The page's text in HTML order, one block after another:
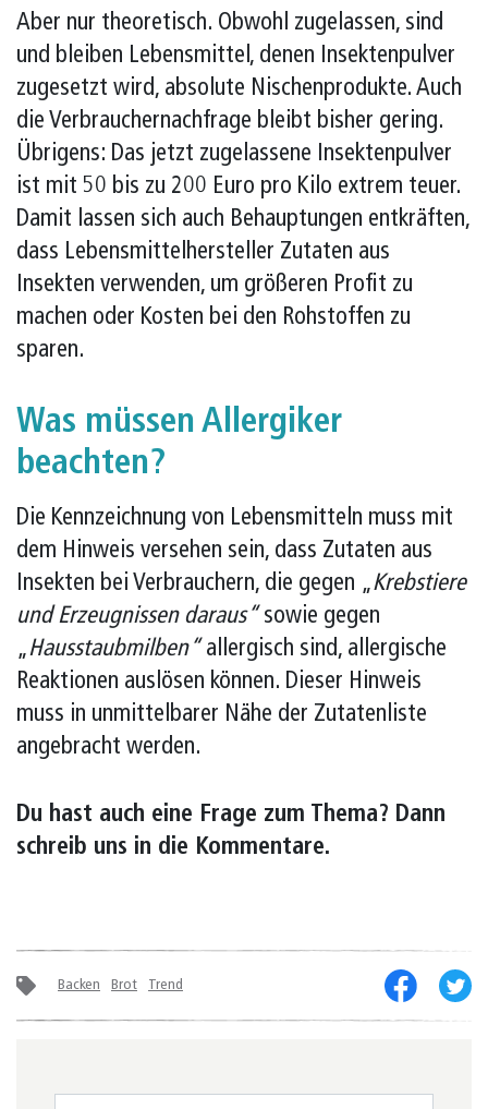
Aber nur theoretisch. Obwohl zugelassen, sind
und bleiben Lebensmittel, denen Insektenpulver
zugesetzt wird, absolute Nischenprodukte. Auch
die Verbrauchernachfrage bleibt bisher gering.
Übrigens: Das jetzt zugelassene Insektenpulver
ist mit 50 bis zu 200 Euro pro Kilo extrem teuer.
Damit lassen sich auch Behauptungen entkräften,
dass Lebensmittelhersteller Zutaten aus
Insekten verwenden, um größeren Profit zu
machen oder Kosten bei den Rohstoffen zu
sparen.
Was müssen Allergiker
beachten?
Die Kennzeichnung von Lebensmitteln muss mit
dem Hinweis versehen sein, dass Zutaten aus
Insekten bei Verbrauchern, die gegen „Krebstiere
und Erzeugnissen daraus“sowie gegen
„Hausstaubmilben“allergisch sind, allergische
Reaktionen auslösen können. Dieser Hinweis
muss in unmittelbarer Nähe der Zutatenliste
angebracht werden.
Du hast auch eine Frage zum Thema? Dann
schreib uns in die Kommentare.
Backen Brot Trend